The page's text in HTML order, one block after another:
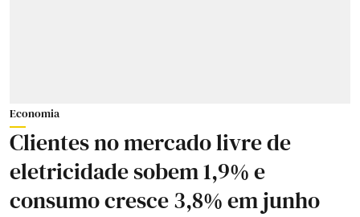
Economia
Clientes no mercado livre de
eletricidade sobem 1,9% e
consumo cresce 3,8% em junho